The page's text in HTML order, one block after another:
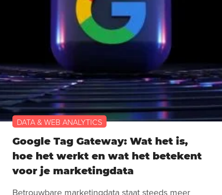
DATA & WEB ANALYTICS
Google Tag Gateway: Wat het is,
hoe het werkt en wat het betekent
voor je marketingdata
Betrouwbare marketingdata staat steeds meer